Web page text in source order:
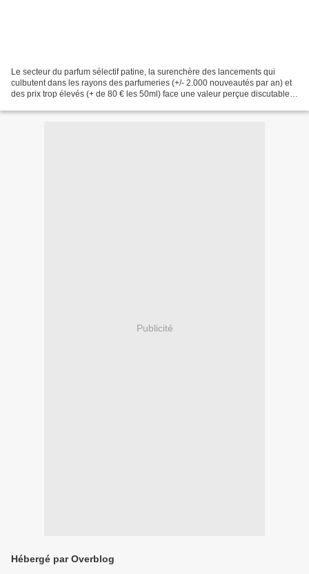
Le secteur du parfum sélectif patine, la surenchère des lancements qui
culbutent dans les rayons des parfumeries (+/- 2.000 nouveautés par an) et
des prix trop élevés (+ de 80 € les 50ml) face une valeur perçue discutable
Publicité
Hébergé par Overblog